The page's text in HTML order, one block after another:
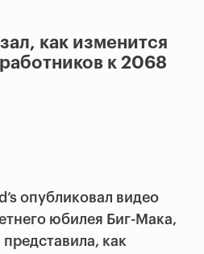
как изменится
к 2068
опубликовал видео
юбилея Биг-Мака,
как